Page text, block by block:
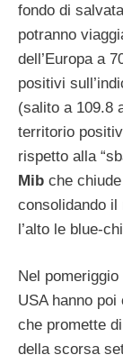
fondo di
potranno
dell’Europa a
positivi
(salito a 109.8
territorio
rispetto alla
Mib che
consolidando il
l’alto le blue-
Nel
USA hanno poi
che promette
della scorsa